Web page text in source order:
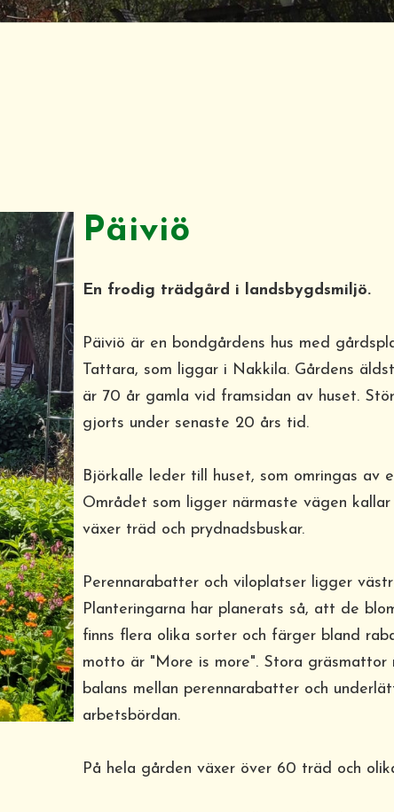
Päiviö
En frodig trädgård i landsbygdsmiljö.
Päiviö är en bondgårdens hus med
Tattara, som liggar i Nakkila. Gårdens
är 70 år gamla vid framsidan av huset.
gjorts under senaste 20 års tid.
Björkalle leder till huset, som omringas av
Området som ligger närmaste vägen
växer träd och prydnadsbuskar.
Perennarabatter och viloplatser ligger
Planteringarna har planerats så, att de
finns flera olika sorter och färger bland
motto är "More is more". Stora gräsmattor
balans mellan perennarabatter och
arbetsbördan.
På hela gården växer över 60 träd och